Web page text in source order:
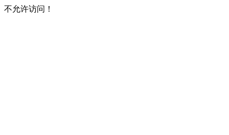
不允许访问！